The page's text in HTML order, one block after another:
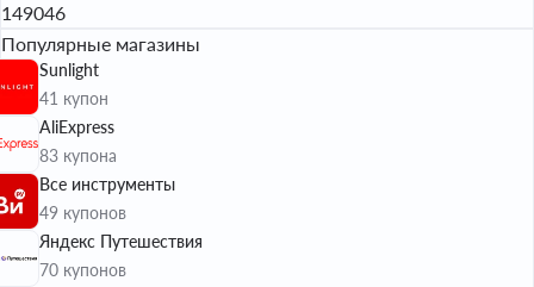
149046
Популярные магазины
Sunlight
41 купон
AliExpress
83 купона
Все инструменты
49 купонов
Яндекс Путешествия
70 купонов